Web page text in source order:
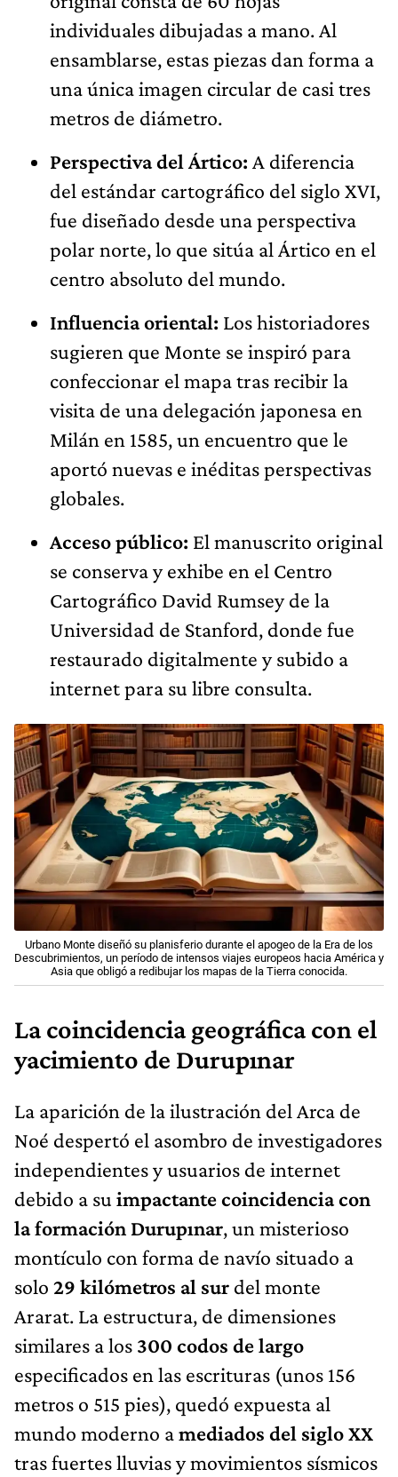
individuales dibujadas a mano. Al
ensamblarse, estas piezas dan forma a
una única imagen circular de casi tres
metros de diámetro.
Perspectiva del Ártico: A diferencia
del estándar cartográfico del siglo XVI,
fue diseñado desde una perspectiva
polar norte, lo que sitúa al Ártico en el
centro absoluto del mundo.
Influencia oriental: Los historiadores
sugieren que Monte se inspiró para
confeccionar el mapa tras recibir la
visita de una delegación japonesa en
Milán en 1585, un encuentro que le
aportó nuevas e inéditas perspectivas
globales.
Acceso público: El manuscrito original
se conserva y exhibe en el Centro
Cartográfico David Rumsey de la
Universidad de Stanford, donde fue
restaurado digitalmente y subido a
internet para su libre consulta.
Urbano Monte diseñó su planisferio durante el apogeo de la Era de los
Descubrimientos, un período de intensos viajes europeos hacia América y
Asia que obligó a redibujar los mapas de la Tierra conocida.
La coincidencia geográfica con el
yacimiento de Durupınar
La aparición de la ilustración del Arca de
Noé despertó el asombro de investigadores
independientes y usuarios de internet
debido a su impactante coincidencia con
la formación Durupınar, un misterioso
montículo con forma de navío situado a
solo 29 kilómetros al sur del monte
Ararat. La estructura, de dimensiones
similares a los 300 codos de largo
especificados en las escrituras (unos 156
metros o 515 pies), quedó expuesta al
mundo moderno amediados del siglo XX
tras fuertes lluvias y movimientos sísmicos